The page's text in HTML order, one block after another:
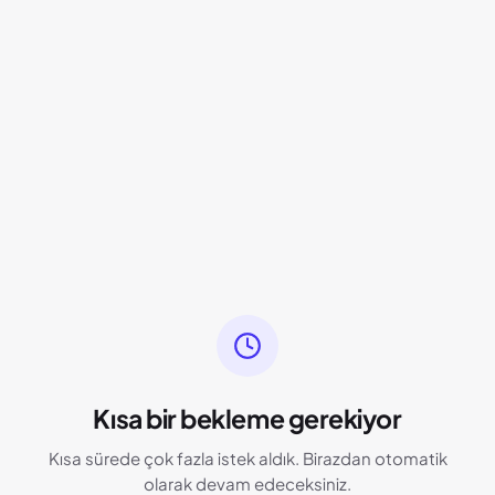
Kısa bir bekleme gerekiyor
Kısa sürede çok fazla istek aldık. Birazdan otomatik
olarak devam edeceksiniz.